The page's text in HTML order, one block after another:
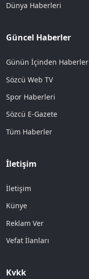
Dünya Haberleri
Güncel Haberler
Günün İçinden Haberler
Sözcü Web TV
Spor Haberleri
Sözcü E-Gazete
Tüm Haberler
İletişim
İletişim
Künye
Reklam Ver
Vefat İlanları
Kvkk